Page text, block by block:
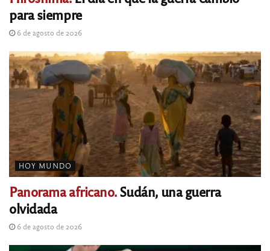
para siempre
6 de agosto de 2026
HOY MUNDO
Panorama africano.Sudán, una guerra
olvidada
6 de agosto de 2026